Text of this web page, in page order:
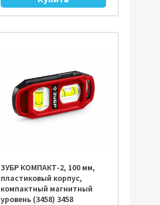
ЗУБР КОМПАКТ-2, 100 мм,
пластиковый корпус,
компактный магнитный
уровень (3458) 3458